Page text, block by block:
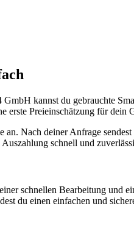
kannst du gebrauchte
erste Preieinschätzung für dein
Nach deiner Anfrage
schnell und
schnellen Bearbeitung und
du einen einfachen und